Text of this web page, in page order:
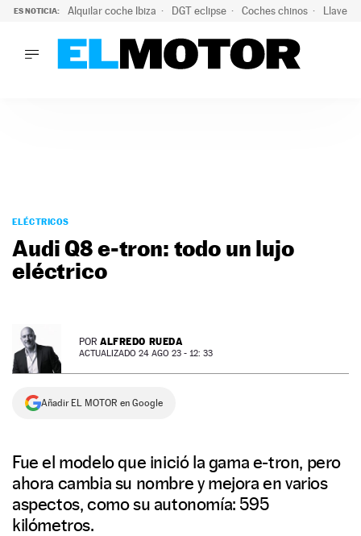
ES NOTICIA: Alquilar coche Ibiza DGT eclipse Coches chinos Llaves
PODCAST
MOTOS
TECNOLOGÍA
PREMIOS
SERVICIOS
ELÉCTRICOS
Audi Q8 e-tron: todo un lujo
eléctrico
POR ALFREDO RUEDA
ACTUALIZADO 24 AGO 23 - 12: 33
Añadir EL MOTOR en Google
Fue el modelo que inició la gama e-tron, pero
ahora cambia su nombre y mejora en varios
aspectos, como su autonomía: 595
kilómetros.